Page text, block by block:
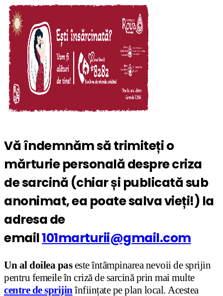
Vă îndemnăm să trimiteți o
mărturie personală despre criza
de sarcină (chiar și publicată sub
anonimat, ea poate salva vieți!) la
adresa de
email101marturii@gmail.com
Un al doilea paseste întâmpinarea nevoii de sprijin
pentru femeile în criză de sarcină prin mai multe
centre de sprijinînființate pe plan local. Acestea